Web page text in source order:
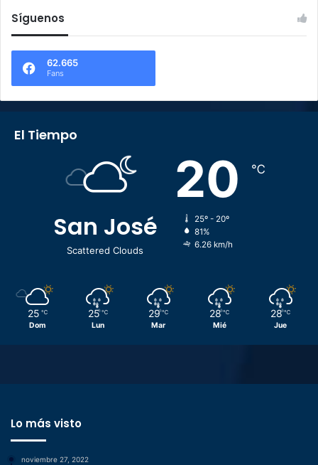
Síguenos
62.665
Fans
El Tiempo
San José
Scattered Clouds
20 ℃
25º - 20º
81%
6.26 km/h
25 ℃
Dom
25 ℃
Lun
29 ℃
Mar
28 ℃
Mié
28 ℃
Jue
Lo más visto
noviembre 27, 2022